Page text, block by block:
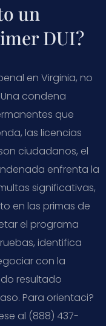
un
DUI?
en Virginia, no
condena
que
las licencias
ciudadanos, el
enfrenta la
significativas,
en las primas de
el programa
identifica
con la
resultado
Para orientaci?
al (888) 437-